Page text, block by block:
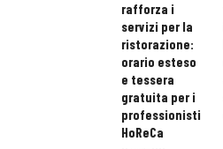
rafforza i
servizi per la
ristorazione:
orario esteso
e tessera
gratuita per i
professionisti
HoReCa